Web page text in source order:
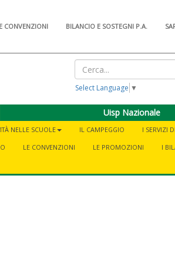
CONVENZIONI BILANCIO E SOSTEGNI P.A.
Select Language ▼
Uisp Nazionale
NELLE SCUOLE IL CAMPEGGIO
I SERVIZI
LE CONVENZIONI LE PROMOZIONI
I